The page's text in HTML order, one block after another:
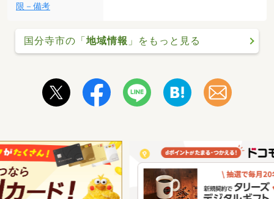
限－備考
国分寺市の「 地域情報 」をもっと見る